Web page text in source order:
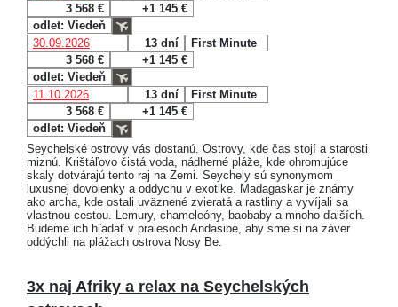
3 568 €
+1 145 €
odlet: Viedeň
30.09.2026
13 dní
First Minute
3 568 €
+1 145 €
odlet: Viedeň
11.10.2026
13 dní
First Minute
3 568 €
+1 145 €
odlet: Viedeň
Seychelské ostrovy vás dostanú. Ostrovy, kde čas stojí a starosti
miznú. Krištáľovo čistá voda, nádherné pláže, kde ohromujúce
skaly dotvárajú tento raj na Zemi. Seychely sú synonymom
luxusnej dovolenky a oddychu v exotike. Madagaskar je známy
ako archa, kde ostali uväznené zvieratá a rastliny a vyvíjali sa
vlastnou cestou. Lemury, chameleóny, baobaby a mnoho ďalších.
Budeme ich hľadať v pralesoch Andasibe, aby sme si na záver
oddýchli na plážach ostrova Nosy Be.
3x naj Afriky a relax na Seychelských